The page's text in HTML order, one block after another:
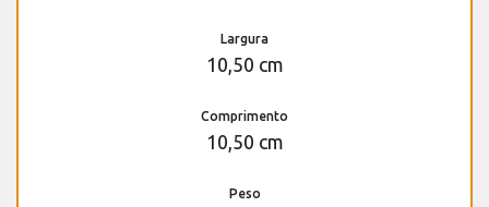
Largura
10,50 cm
Comprimento
10,50 cm
Peso